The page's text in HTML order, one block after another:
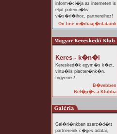
inform�ci�ja az interneten is
eljut potenci�lis
v�s�rl�ihoz, partnereihez!
On-line m�diaaj�nlataink
Keres - k�n�l
Keresked�k egym�s k�zt,
virtu�lis piacter�nk�n.
Ingyenes!
B�vebben
Bel�p�s a Klubba
Gal�ri�nkban szerz�d�tt
partnereink c�ges adatai,